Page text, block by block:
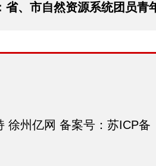
省、市自然资源系统团员青年在邳州开展“
徐州亿网 备案号： 苏ICP备